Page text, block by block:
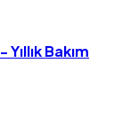
Bakım